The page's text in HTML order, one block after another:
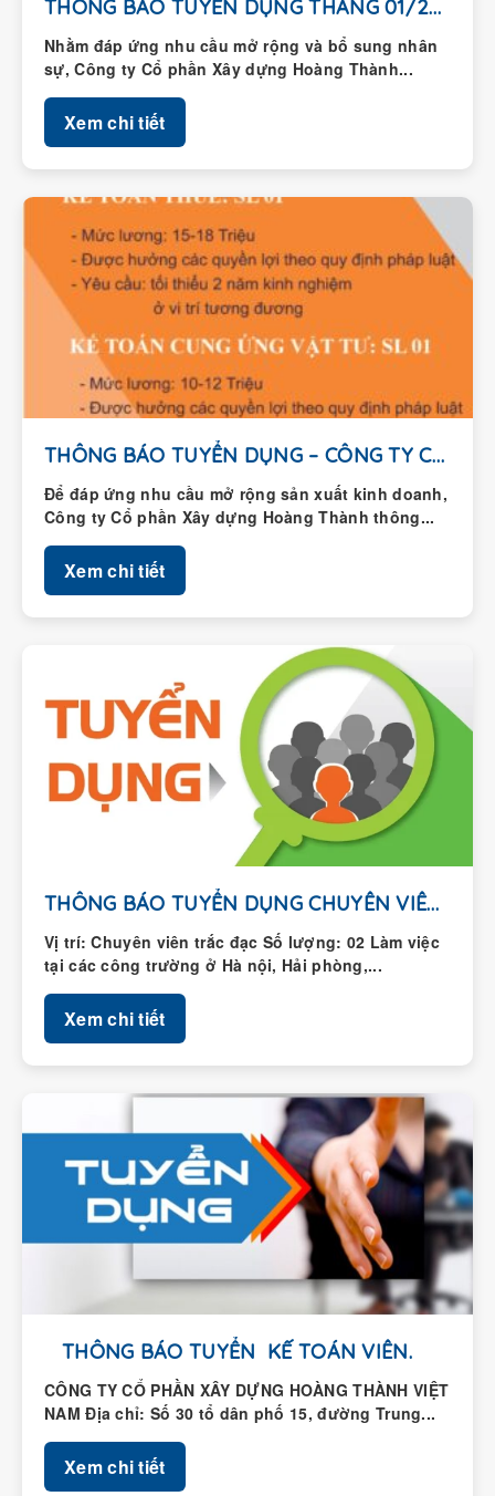
Nhằm đáp ứng nhu cầu mở rộng và bổ sung nhân
sự, Công ty Cổ phần Xây dựng Hoàng Thành...
Xem chi tiết
THÔNG BÁO TUYỂN DỤNG – CÔNG TY CỔ...
Để đáp ứng nhu cầu mở rộng sản xuất kinh doanh,
Công ty Cổ phần Xây dựng Hoàng Thành thông...
Xem chi tiết
THÔNG BÁO TUYỂN DỤNG CHUYÊN VIÊN TRẮC ĐẠC
Vị trí: Chuyên viên trắc đạc Số lượng: 02 Làm việc
tại các công trường ở Hà nội, Hải phòng,...
Xem chi tiết
THÔNG BÁO TUYỂN KẾ TOÁN VIÊN.
CÔNG TY CỔ PHẦN XÂY DỰNG HOÀNG THÀNH VIỆT
NAM Địa chỉ: Số 30 tổ dân phố 15, đường Trung...
Xem chi tiết